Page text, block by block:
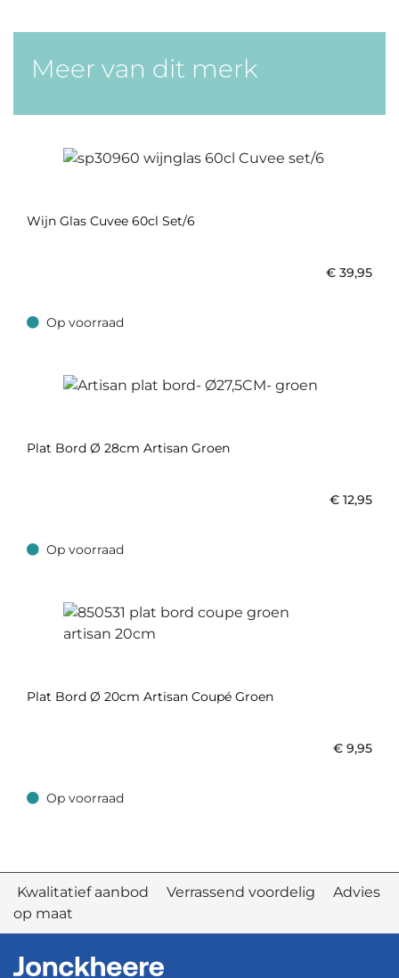
Meer van dit merk
Wijn Glas Cuvee 60cl Set/6
€ 39,95
Op voorraad
Op voorraad
Plat Bord Ø 28cm Artisan Groen
€ 12,95
Op voorraad
Op voorraad
Plat Bord Ø 20cm Artisan Coupé Groen
€ 9,95
Op voorraad
Op voorraad
Kwalitatief aanbod Verrassend voordelig Advies
op maat